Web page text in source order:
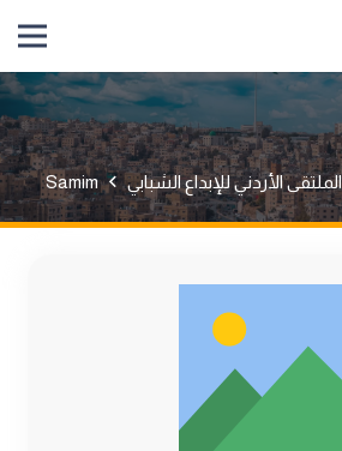
الملتقى الأردني للإبداع الشبابي Samim